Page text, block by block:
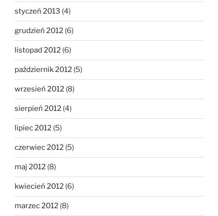
styczeń 2013 (4)
grudzień 2012 (6)
listopad 2012 (6)
październik 2012 (5)
wrzesień 2012 (8)
sierpień 2012 (4)
lipiec 2012 (5)
czerwiec 2012 (5)
maj 2012 (8)
kwiecień 2012 (6)
marzec 2012 (8)